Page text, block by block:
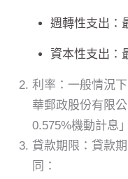
週轉性支出：
資本性支出：
利率：一般情況
華郵政股份有限
0.575%機動計息
貸款期限：貸款
同：